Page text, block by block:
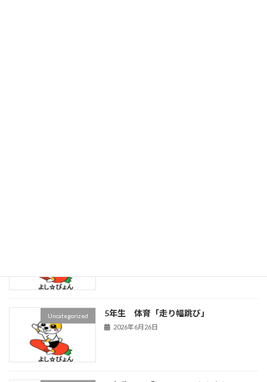
Uncategorized 5年生 体育「走り幅跳び」
2026年6月26日